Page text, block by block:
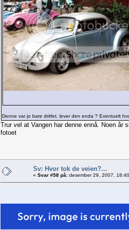
Denne var jo bare dritfet, lever den enda ? Eventuelt
Trur vel at Vangen har denne ennå. Noen
fotoet
Sv: Hvor tok de veien?...
« Svar #58 på: desember 29, 2007,